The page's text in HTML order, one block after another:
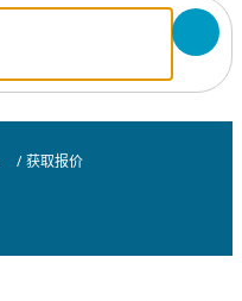
/ 获取报价